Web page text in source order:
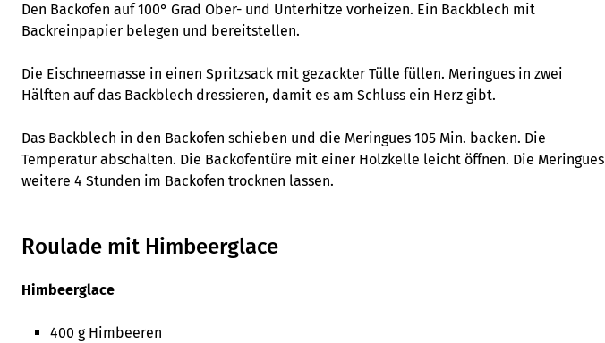
Den Backofen auf 100° Grad Ober- und Unterhitze vorheizen. Ein Backblech mit
Backreinpapier belegen und bereitstellen.
Die Eischneemasse in einen Spritzsack mit gezackter Tülle füllen. Meringues in zwei
Hälften auf das Backblech dressieren, damit es am Schluss ein Herz gibt.
Das Backblech in den Backofen schieben und die Meringues 105 Min. backen. Die
Temperatur abschalten. Die Backofentüre mit einer Holzkelle leicht öffnen. Die Meringues
weitere 4 Stunden im Backofen trocknen lassen.
Roulade mit Himbeerglace
Himbeerglace
400 g Himbeeren